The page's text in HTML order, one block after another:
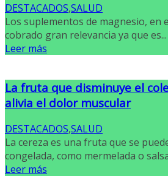
DESTACADOS,SALUD
Los suplementos de magnesio, en
cobrado gran relevancia ya que es...
Leer más
La fruta que disminuye el
alivia el dolor muscular
DESTACADOS,SALUD
La cereza es una fruta que se
congelada, como mermelada o
Leer más